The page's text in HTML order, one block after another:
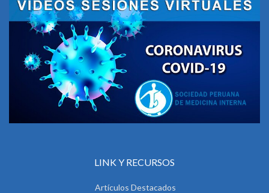
LINK Y RECURSOS
Artículos Destacados